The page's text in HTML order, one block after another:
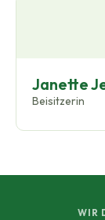
Janette
Beisitzerin
WIR